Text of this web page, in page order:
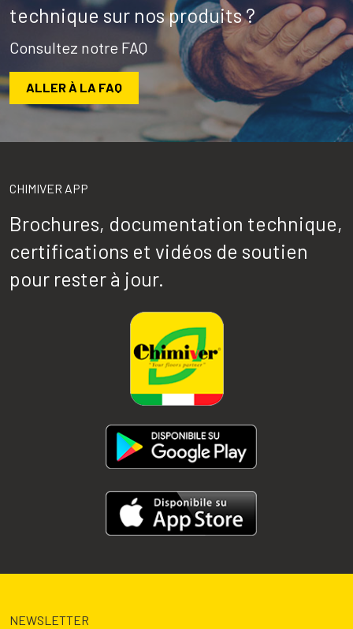
technique sur nos produits ?
Consultez notre FAQ
ALLER À LA FAQ
CHIMIVER APP
Brochures, documentation technique,
certifications et vidéos de soutien
pour rester à jour.
NEWSLETTER